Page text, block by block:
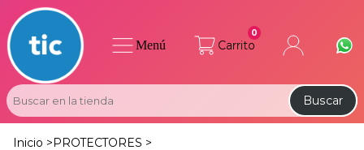
Carrito
0
Buscar
Menú
Inicio > PROTECTORES >